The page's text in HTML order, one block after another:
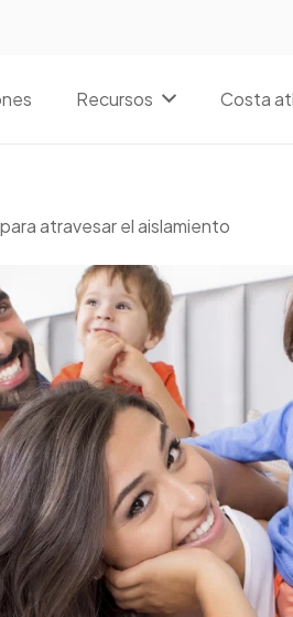
Recursos Costa
atravesar el aislamiento